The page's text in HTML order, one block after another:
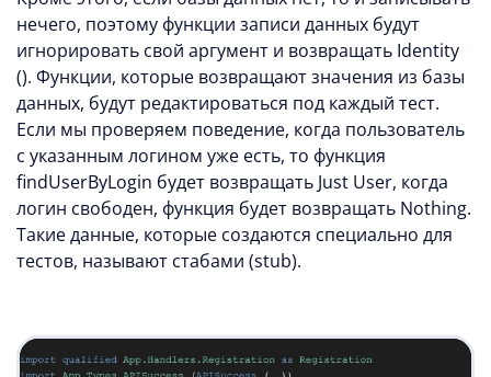
нечего, поэтому функции записи данных будут
игнорировать свой аргумент и возвращать Identity
(). Функции, которые возвращают значения из базы
данных, будут редактироваться под каждый тест.
Если мы проверяем поведение, когда пользователь
с указанным логином уже есть, то функция
findUserByLogin будет возвращать Just User, когда
логин свободен, функция будет возвращать Nothing.
Такие данные, которые создаются специально для
тестов, называют стабами (stub).